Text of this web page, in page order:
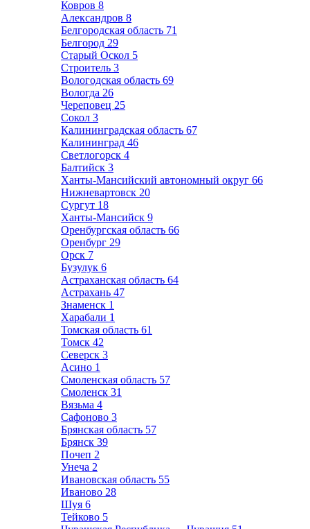
Ковров 8
Александров 8
Белгородская область 71
Белгород 29
Старый Оскол 5
Строитель 3
Вологодская область 69
Вологда 26
Череповец 25
Сокол 3
Калининградская область 67
Калининград 46
Светлогорск 4
Балтийск 3
Ханты-Мансийский автономный округ 66
Нижневартовск 20
Сургут 18
Ханты-Мансийск 9
Оренбургская область 66
Оренбург 29
Орск 7
Бузулук 6
Астраханская область 64
Астрахань 47
Знаменск 1
Харабали 1
Томская область 61
Томск 42
Северск 3
Асино 1
Смоленская область 57
Смоленск 31
Вязьма 4
Сафоново 3
Брянская область 57
Брянск 39
Почеп 2
Унеча 2
Ивановская область 55
Иваново 28
Шуя 6
Тейково 5